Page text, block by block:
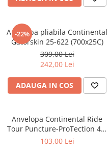
Ghidoane & accesorii
Lanturi
Manete Schimbatoare & Frane
Pinioane
Pipe
Schimbatoare
Roti ajutatoare
Scaune copii
Suporturi & Standuri
-22%
Anvelopa pliabila Continental
Gatorskin 25-622 (700x25C)
309,00 Lei
242,00 Lei
ADAUGA IN COS
Anvelopa Continental Ride
Tour Puncture-ProTection 47-
622 (28x1.75) negru/maro
103,00 Lei